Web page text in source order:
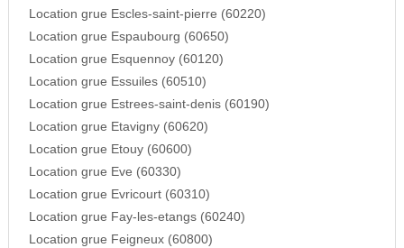
Location grue Escles-saint-pierre (60220)
Location grue Espaubourg (60650)
Location grue Esquennoy (60120)
Location grue Essuiles (60510)
Location grue Estrees-saint-denis (60190)
Location grue Etavigny (60620)
Location grue Etouy (60600)
Location grue Eve (60330)
Location grue Evricourt (60310)
Location grue Fay-les-etangs (60240)
Location grue Feigneux (60800)